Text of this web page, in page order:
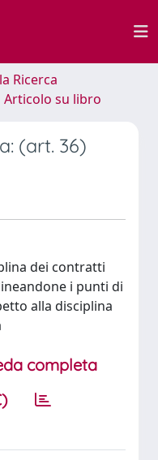
Ricerca
Articolo su libro
(art. 36)
dei contratti
i punti di
alla disciplina
completa